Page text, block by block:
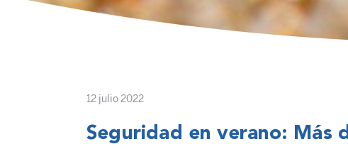
12 julio 2022
Seguridad en verano: Más